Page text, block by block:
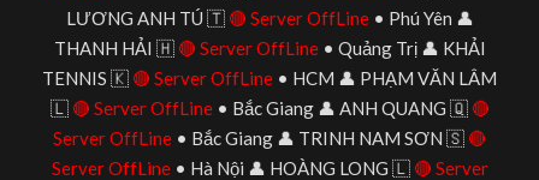
LƯƠNG ANH TÚ 🇹 🔴 Server OffLine• Phú Yên 👤
THANH HẢI 🇭 🔴 Server OffLine• Quảng Trị 👤 KHẢI
TENNIS 🇰 🔴 Server OffLine • HCM 👤 PHẠM VĂN LÂM
🇱 🔴 Server OffLine• Bắc Giang 👤 ANH QUANG 🇶 🔴
Server OffLine • Bắc Giang 👤 TRINH NAM SƠN 🇸 🔴
Server OffLine• Hà Nội 👤 HOÀNG LONG 🇱 🔴 Server